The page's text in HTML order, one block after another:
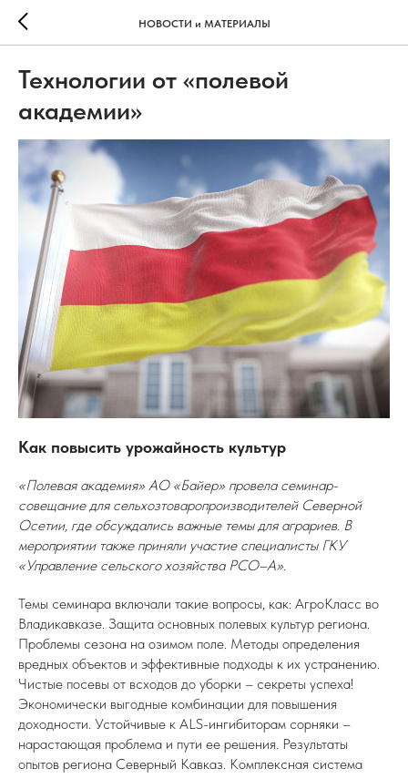
НОВОСТИ и МАТЕРИАЛЫ
Технологии от «полевой
академии»
Как повысить урожайность культур
«Полевая академия» АО «Байер» провела семинар-
совещание для сельхозтоваропроизводителей Северной
Осетии, где обсуждались важные темы для аграриев. В
мероприятии также приняли участие специалисты ГКУ
«Управление сельского хозяйства РСО–А».
Темы семинара включали такие вопросы, как: АгроКласс во
Владикавказе. Защита основных полевых культур региона.
Проблемы сезона на озимом поле. Методы определения
вредных объектов и эффективные подходы к их устранению.
Чистые посевы от всходов до уборки – секреты успеха!
Экономически выгодные комбинации для повышения
доходности. Устойчивые к ALS-ингибиторам сорняки –
нарастающая проблема и пути ее решения. Результаты
опытов региона Северный Кавказ. Комплексная система